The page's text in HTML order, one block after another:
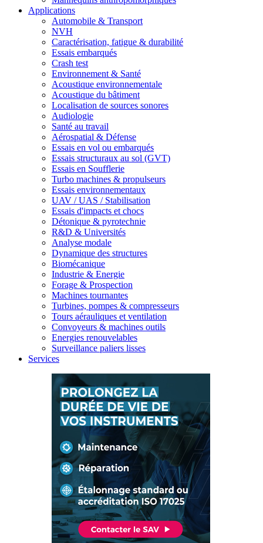
Applications
Automobile & Transport
NVH
Caractérisation, fatigue & durabilité
Essais embarqués
Crash test
Environnement & Santé
Acoustique environnementale
Acoustique du bâtiment
Localisation de sources sonores
Audiologie
Santé au travail
Aérospatial & Défense
Essais en vol ou embarqués
Essais structuraux au sol (GVT)
Essais en Soufflerie
Turbo machines & propulseurs
Essais environnementaux
UAV / UAS / Stabilisation
Essais d'impacts et chocs
Détonique & pyrotechnie
R&D & Universités
Analyse modale
Dynamique des structures
Biomécanique
Industrie & Energie
Forage & Prospection
Machines tournantes
Turbines, pompes & compresseurs
Tours aérauliques et ventilation
Convoyeurs & machines outils
Energies renouvelables
Surveillance paliers lisses
Services